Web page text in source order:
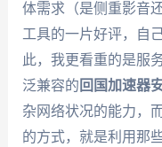
体需求（是侧重影音
工具的一片好评，自
此，我更看重的是服
泛兼容的 回国加速器
杂网络状况的能力，
的方式，就是利用那